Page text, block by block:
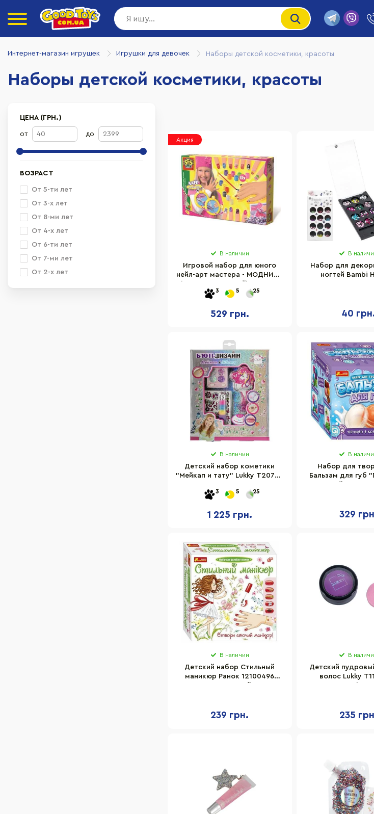
Интернет-магазин игрушек Игрушки для девочек Наборы детской косметики, красоты
Наборы детской косметики, красоты
ЦЕНА (ГРН.)
от до
ВОЗРАСТ
От 5-ти лет
От 3-х лет
От 8-ми лет
От 4-х лет
От 6-ти лет
От 7-ми лет
От 2-х лет
Акция
В наличии
Игровой набор для юного
нейл-арт мастера - МОДНИЦА
3 5 25
529 грн.
В
Набор для
ногтей Bambi
40
В наличии
Детский набор кометики
"Мейкап и тату" Lukky T20723
3 5 25
1 225 грн.
В
Набор для
Бальзам для губ
329
В наличии
Детский набор Стильный
маникюр Ранок 12100496
239 грн.
В
Детский
волос Lukky
235